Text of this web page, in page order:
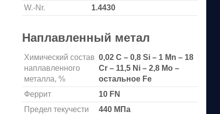
W.-Nr.
1.4430
Наплавленный метал
Химический состав
наплавленного
металла, %
0,02 C – 0,8 Si – 1 Mn – 18
Cr – 11,5 Ni – 2,8 Mo –
остальное Fe
Феррит
10 FN
Предел текучести
440 МПа